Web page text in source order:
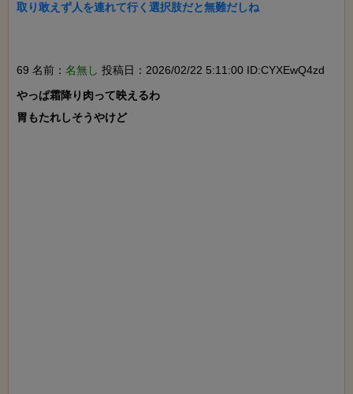
取り敢えず人を連れて行く選択肢だと無難だしね
69 名前： 名無し 投稿日：2026/02/22 5:11:00 ID:CYXEwQ4zd
やっぱ霜降り肉って映えるわ
胃もたれしそうやけど